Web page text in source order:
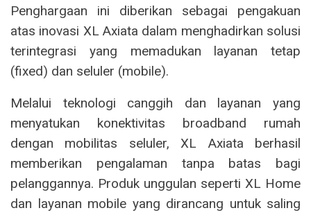
Penghargaan ini diberikan sebagai pengakuan
atas inovasi XL Axiata dalam menghadirkan solusi
terintegrasi yang memadukan layanan tetap
(fixed) dan seluler (mobile).
Melalui teknologi canggih dan layanan yang
menyatukan konektivitas broadband rumah
dengan mobilitas seluler, XL Axiata berhasil
memberikan pengalaman tanpa batas bagi
pelanggannya. Produk unggulan seperti XL Home
dan layanan mobile yang dirancang untuk saling